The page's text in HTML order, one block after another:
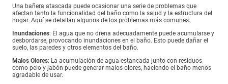
Una bañera atascada puede ocasionar una serie de problemas que
afectan tanto la funcionalidad del baño como la salud y la estructura del
hogar. Aquí se detallan algunos de los problemas más comunes:
Inundaciones: El agua que no drena adecuadamente puede acumularse y
desbordarse, provocando inundaciones en el baño. Esto puede dañar el
suelo, las paredes y otros elementos del baño.
Malos Olores: La acumulación de agua estancada junto con residuos
como pelo y jabón puede generar malos olores, haciendo el baño menos
agradable de usar.